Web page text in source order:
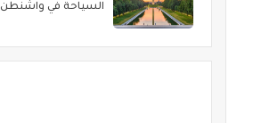
السياحة في واشنطن